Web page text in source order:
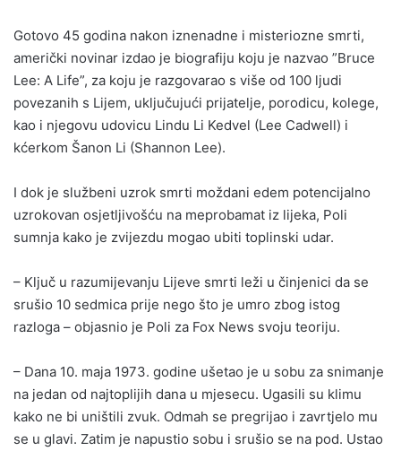
Gotovo 45 godina nakon iznenadne i misteriozne smrti,
američki novinar izdao je biografiju koju je nazvao ”Bruce
Lee: A Life”, za koju je razgovarao s više od 100 ljudi
povezanih s Lijem, uključujući prijatelje, porodicu, kolege,
kao i njegovu udovicu Lindu Li Kedvel (Lee Cadwell) i
kćerkom Šanon Li (Shannon Lee).
I dok je službeni uzrok smrti moždani edem potencijalno
uzrokovan osjetljivošću na meprobamat iz lijeka, Poli
sumnja kako je zvijezdu mogao ubiti toplinski udar.
– Ključ u razumijevanju Lijeve smrti leži u činjenici da se
srušio 10 sedmica prije nego što je umro zbog istog
razloga – objasnio je Poli za Fox News svoju teoriju.
– Dana 10. maja 1973. godine ušetao je u sobu za snimanje
na jedan od najtoplijih dana u mjesecu. Ugasili su klimu
kako ne bi uništili zvuk. Odmah se pregrijao i zavrtjelo mu
se u glavi. Zatim je napustio sobu i srušio se na pod. Ustao